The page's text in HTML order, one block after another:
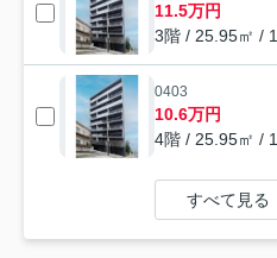
11.5万円
3階 / 25.95㎡ /
0403
10.6万円
4階 / 25.95㎡ /
すべて見る